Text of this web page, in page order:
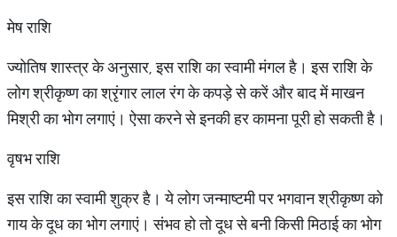
मेष राशि
ज्योतिष शास्त्र के अनुसार, इस राशि का स्वामी मंगल है। इस राशि के
लोग श्रीकृष्ण का श्रृंगार लाल रंग के कपड़े से करें और बाद में माखन
मिश्री का भोग लगाएं। ऐसा करने से इनकी हर कामना पूरी हो सकती है।
वृषभ राशि
इस राशि का स्वामी शुक्र है। ये लोग जन्माष्टमी पर भगवान श्रीकृष्ण को
गाय के दूध का भोग लगाएं। संभव हो तो दूध से बनी किसी मिठाई का भोग